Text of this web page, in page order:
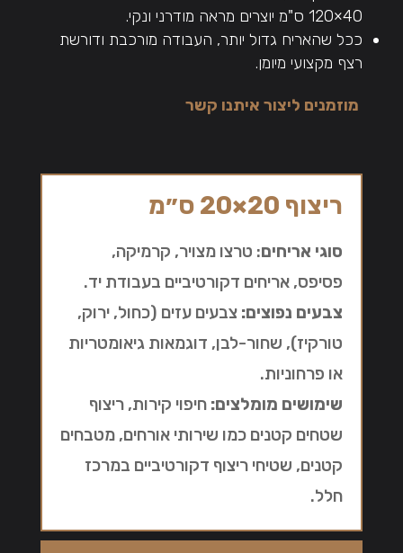
40×120 ס"מ יוצרים מראה מודרני ונקי.
ככל שהאריח גדול יותר, העבודה מורכבת ודורשת
רצף מקצועי מיומן.
מוזמנים ליצור איתנו קשר
ריצוף 20×20 ס״מ
סוגי אריחים: טרצו מצויר, קרמיקה,
פסיפס, אריחים דקורטיביים בעבודת יד.
צבעים נפוצים: צבעים עזים (כחול, ירוק,
טורקיז), שחור-לבן, דוגמאות גיאומטריות
או פרחוניות.
שימושים מומלצים: חיפוי קירות, ריצוף
שטחים קטנים כמו שירותי אורחים, מטבחים
קטנים, שטיחי ריצוף דקורטיביים במרכז
חלל.